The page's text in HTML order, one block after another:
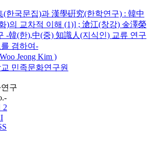
(한국문집)과 漢學硏究(한학연구) : 韓中
)의 교차적 이해 (1)] ; 滄江(창강) 金澤榮
-韓(한),中(중) 知識人(지식인) 교류 연구
겸하여-
Jeong Kim )
민족문화연구원
구
2